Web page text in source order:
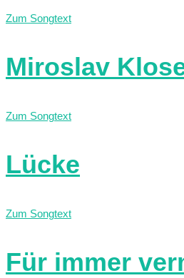
Zum Songtext
Miroslav
Zum Songtext
Lücke
Zum Songtext
Für immer